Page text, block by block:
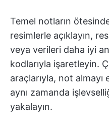
Temel notların
resimlerle açıklayın,
veya verileri daha iyi
kodlarıyla işaretleyin.
araçlarıyla, not
aynı zamanda
yakalayın.